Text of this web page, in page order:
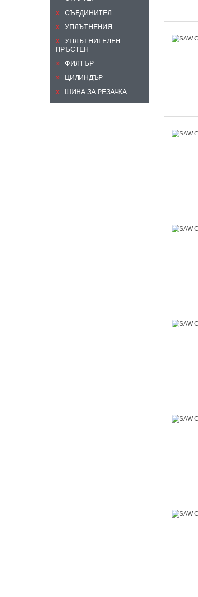
СЪЕДИНИТЕЛ
УПЛЪТНЕНИЯ
УПЛЪТНИТЕЛЕН
ПРЪСТЕН
ФИЛТЪР
ЦИЛИНДЪР
ШИНА ЗА РЕЗАЧКА